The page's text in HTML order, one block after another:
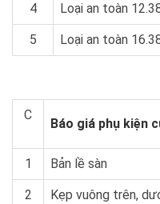
4 Loại an toàn
5 Loại an toàn
C
Báo giá phụ kiện
1 Bản lề sàn
2
Kẹp vuông trên,